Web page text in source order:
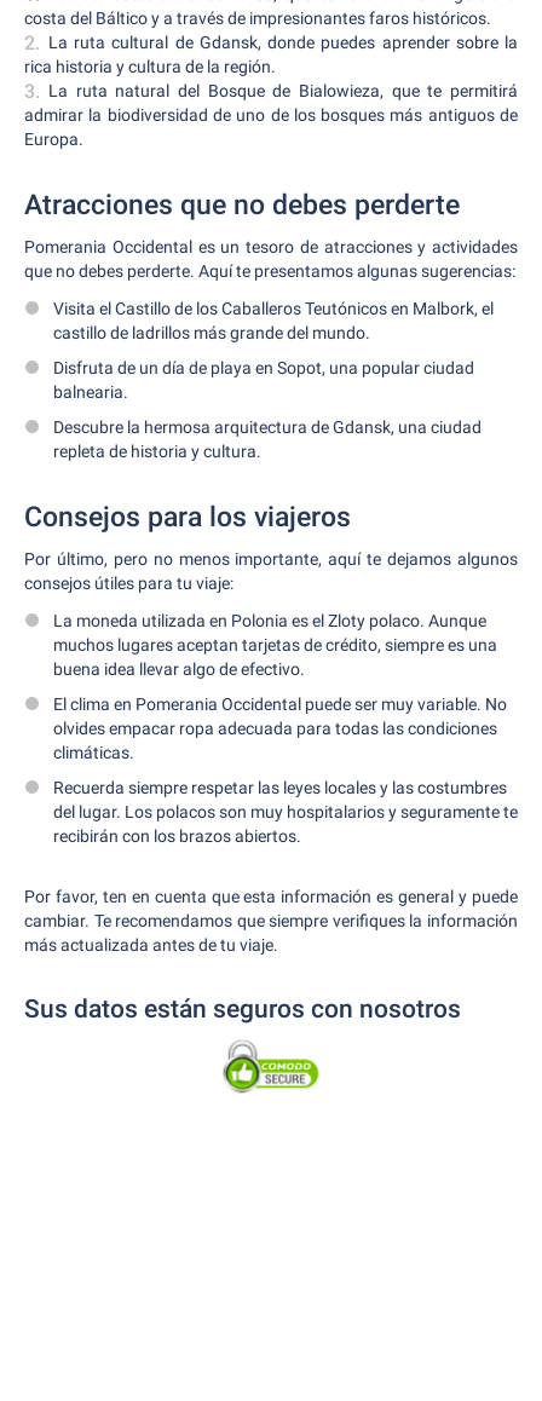
costa del Báltico y a través de impresionantes faros históricos.
La ruta cultural de Gdansk, donde puedes aprender sobre la
rica historia y cultura de la región.
La ruta natural del Bosque de Bialowieza, que te permitirá
admirar la biodiversidad de uno de los bosques más antiguos de
Europa.
Atracciones que no debes perderte
Pomerania Occidental es un tesoro de atracciones y actividades
que no debes perderte. Aquí te presentamos algunas sugerencias:
Visita el Castillo de los Caballeros Teutónicos en Malbork, el
castillo de ladrillos más grande del mundo.
Disfruta de un día de playa en Sopot, una popular ciudad
balnearia.
Descubre la hermosa arquitectura de Gdansk, una ciudad
repleta de historia y cultura.
Consejos para los viajeros
Por último, pero no menos importante, aquí te dejamos algunos
consejos útiles para tu viaje:
La moneda utilizada en Polonia es el Zloty polaco. Aunque
muchos lugares aceptan tarjetas de crédito, siempre es una
buena idea llevar algo de efectivo.
El clima en Pomerania Occidental puede ser muy variable. No
olvides empacar ropa adecuada para todas las condiciones
climáticas.
Recuerda siempre respetar las leyes locales y las costumbres
del lugar. Los polacos son muy hospitalarios y seguramente te
recibirán con los brazos abiertos.
Por favor, ten en cuenta que esta información es general y puede
cambiar. Te recomendamos que siempre verifiques la información
más actualizada antes de tu viaje.
Sus datos están seguros con nosotros